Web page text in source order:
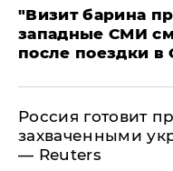
"Визит барина
западные СМИ
после поездки в
​Россия готовит
захваченными
— Reuters